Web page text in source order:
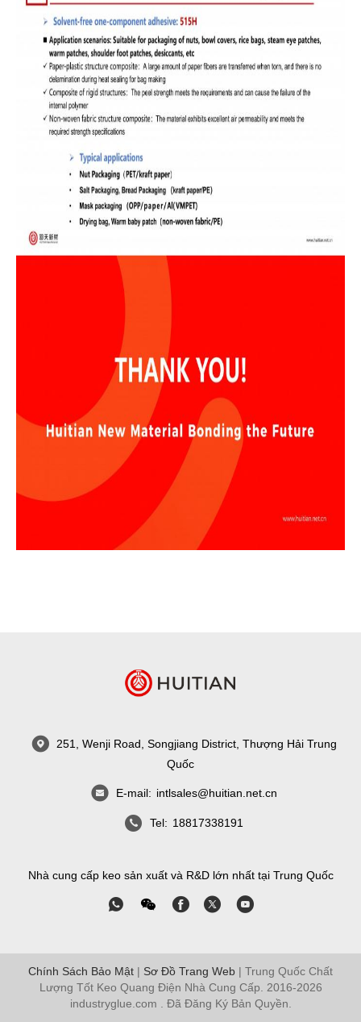
251, Wenji Road, Songjiang District, Thượng Hải Trung
Quốc
E-mail: intlsales@huitian.net.cn
Tel: 18817338191
Nhà cung cấp keo sản xuất và R&D lớn nhất tại Trung Quốc
Chính Sách Bảo Mật | Sơ Đồ Trang Web | Trung Quốc Chất
Lượng Tốt Keo Quang Điện Nhà Cung Cấp. 2016-2026
industryglue.com . Đã Đăng Ký Bản Quyền.